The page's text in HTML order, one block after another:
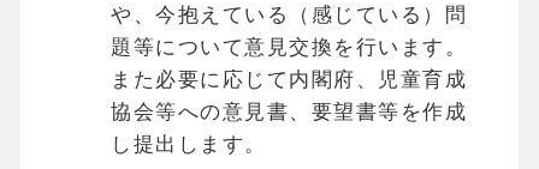
や、今抱えている（感じている）問
題等について意見交換を行います。
また必要に応じて内閣府、児童育成
協会等への意見書、要望書等を作成
し提出します。